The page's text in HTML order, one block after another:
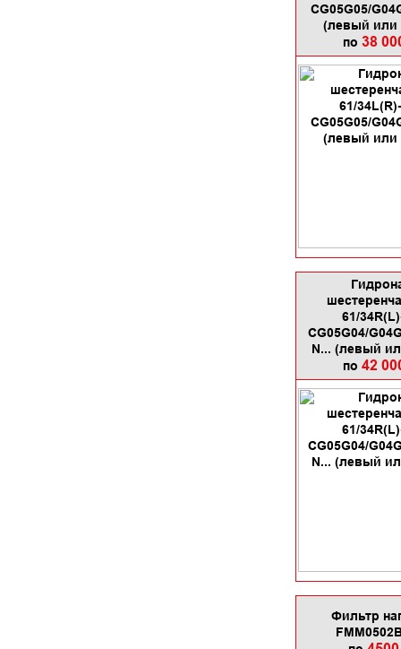
CG05G05/
(левый
по 38
61/
CG05G04/
N... (левый
по 42
Фильтр